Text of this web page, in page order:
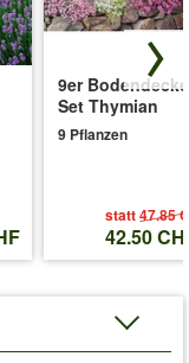
in Ihrem Garten
Monet®, Camille
9er
Set Thymian
9 Pflanzen
statt47.85
42.50